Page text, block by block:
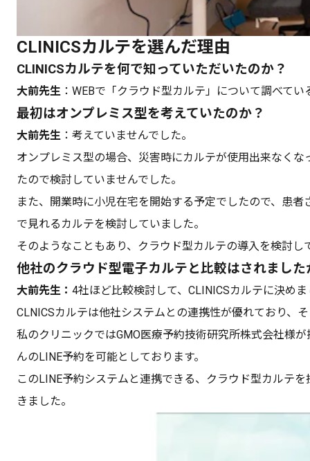
CLINICSカルテを選んだ理由
CLINICSカルテを何で知っていただいたのか？
大前先生 ：WEBで「クラウド型カルテ」について調べて
最初はオンプレミス型を考えていたのか？
大前先生 ：考えていませんでした。
オンプレミス型の場合、災害時にカルテが使用出来なく
たので検討していませんでした。
また、開業時に小児在宅を開始する予定でしたので、患
で見れるカルテを検討していました。
そのようなこともあり、クラウド型カルテの導入を検討し
他社のクラウド型電子カルテと比較はされました
大前先生： 4社ほど比較検討して、CLINICSカルテに決め
CLNICSカルテは他社システムとの連携性が優れており、
私のクリニックではGMO医療予約技術研究所株式会社様
んのLINE予約を可能としております。
このLINE予約システムと連携できる、クラウド型カルテ
きました。